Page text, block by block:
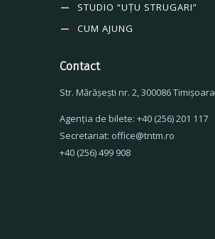
STUDIO “UȚU STRUGARI”
CUM AJUNG
Contact
Str. Mărăşeşti nr. 2, 300086 Timişoara
Agenţia de bilete: +40 (256) 201 117
Secretariat: office@tntm.ro
+40 (256) 499 908